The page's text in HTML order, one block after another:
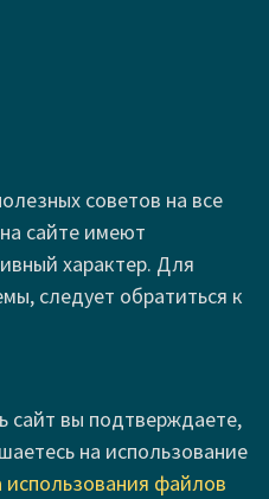
советов на все
сайте имеют
характер. Для
следует обратиться к
сайт вы подтверждаете,
на использование
файлов